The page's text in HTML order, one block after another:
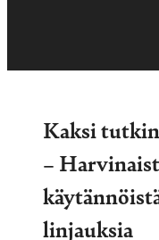
Kaksi
–
linjauksia